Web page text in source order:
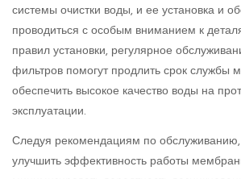
системы очистки воды, и ее установка и
проводиться с особым вниманием к
правил установки, регулярное
фильтров помогут продлить срок службы
обеспечить высокое качество воды на
эксплуатации.
Следуя рекомендациям по
улучшить эффективность работы